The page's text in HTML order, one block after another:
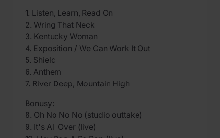
1. Listen, Learn, Read On
2. Wring That Neck
3. Kentucky Woman
4. Exposition / We Can Work It Out
5. Shield
6. Anthem
7. River Deep, Mountain High
Bonusy:
8. Oh No No No (studio outtake)
9. It's All Over (live)